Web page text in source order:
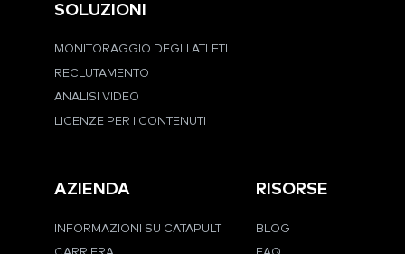
SOLUZIONI
MONITORAGGIO DEGLI ATLETI
RECLUTAMENTO
ANALISI VIDEO
LICENZE PER I CONTENUTI
AZIENDA
INFORMAZIONI SU CATAPULT
RISORSE
BLOG